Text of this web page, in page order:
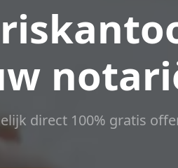
direct 100% gratis